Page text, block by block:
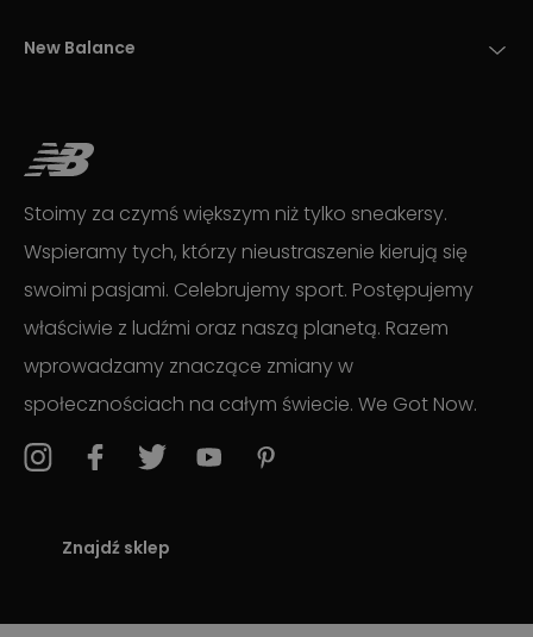
New Balance
Stoimy za czymś większym niż tylko sneakersy.
Wspieramy tych, którzy nieustraszenie kierują się
swoimi pasjami. Celebrujemy sport. Postępujemy
właściwie z ludźmi oraz naszą planetą. Razem
wprowadzamy znaczące zmiany w
społecznościach na całym świecie. We Got Now.
Znajdź sklep